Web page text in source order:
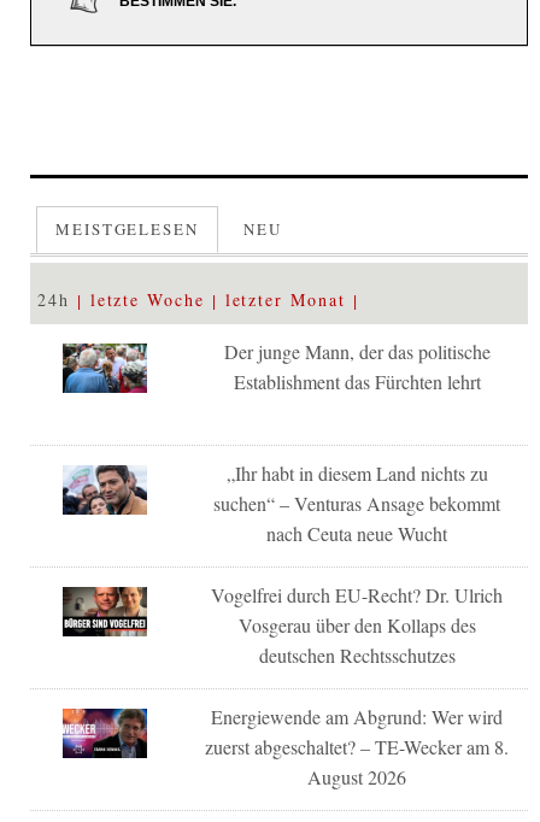
MEISTGELESEN NEU
24h letzte Woche letzter Monat
Der junge Mann, der das politische
Establishment das Fürchten lehrt
„Ihr habt in diesem Land nichts zu
suchen“ – Venturas Ansage bekommt
nach Ceuta neue Wucht
Vogelfrei durch EU-Recht? Dr. Ulrich
Vosgerau über den Kollaps des
deutschen Rechtsschutzes
Energiewende am Abgrund: Wer wird
zuerst abgeschaltet? – TE-Wecker am 8.
August 2026